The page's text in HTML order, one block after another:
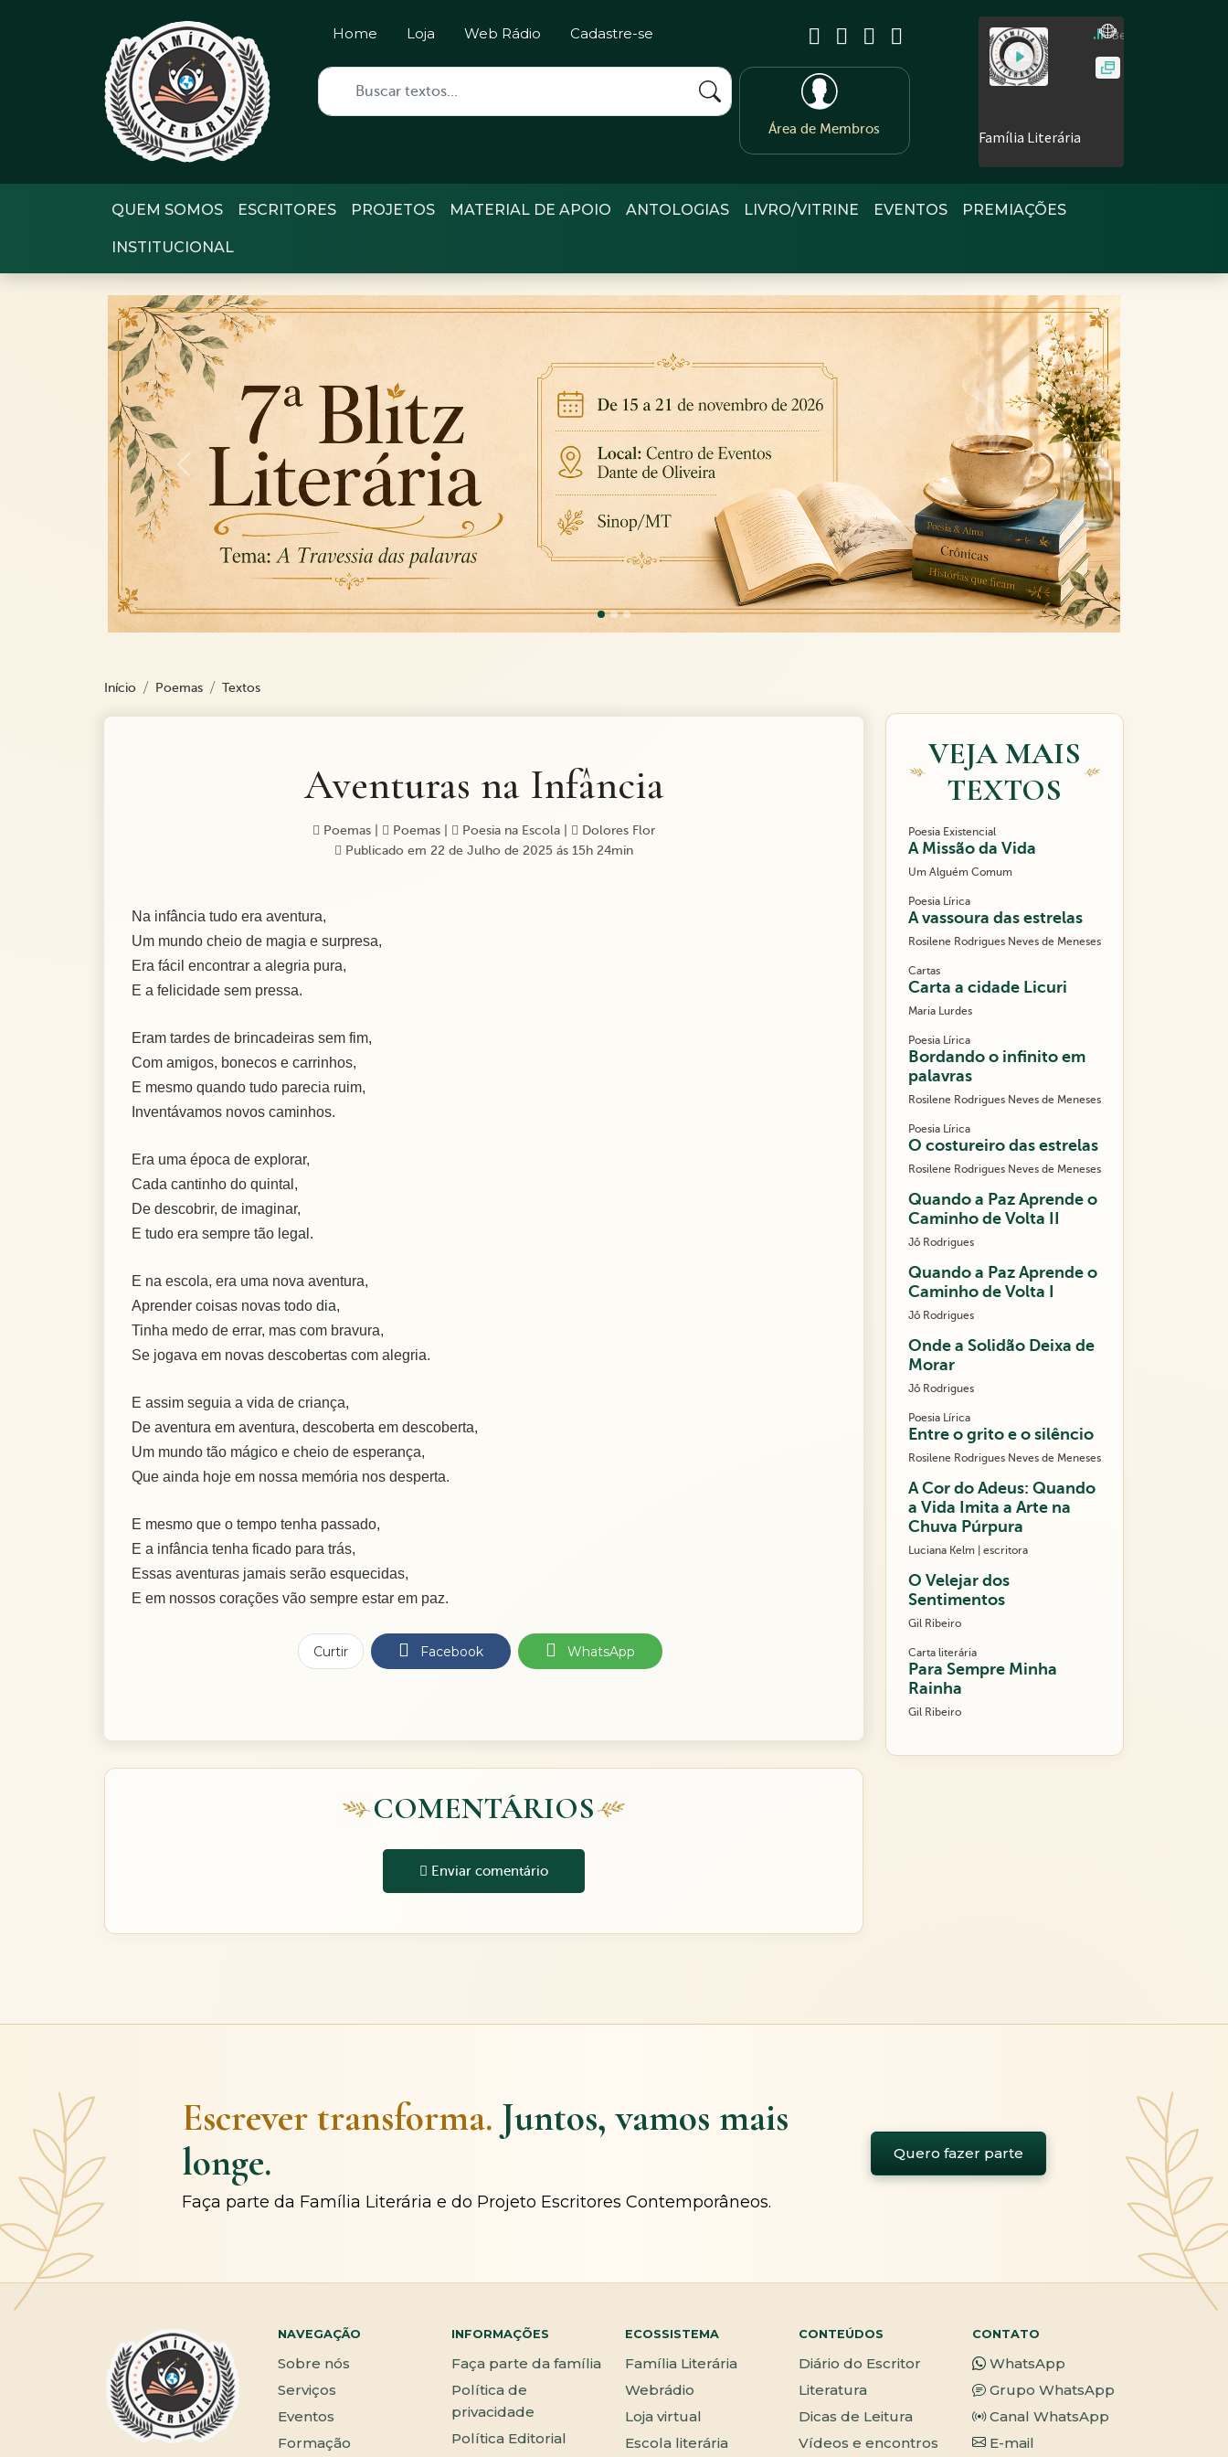
Home Loja Web Rádio Cadastre-se
Área de Membros
QUEM SOMOS ESCRITORES PROJETOS MATERIAL DE APOIO ANTOLOGIAS LIVRO/VITRINE EVENTOS PREMIAÇÕES
INSTITUCIONAL
Previous Next
Início Poemas Textos
Aventuras na Infância
Poemas Poemas Poesia na Escola
Dolores Flor
Publicado em 22 de Julho de 2025 ás 15h 24min
Na infância tudo era aventura,
Um mundo cheio de magia e surpresa,
Era fácil encontrar a alegria pura,
E a felicidade sem pressa.
Eram tardes de brincadeiras sem fim,
Com amigos, bonecos e carrinhos,
E mesmo quando tudo parecia ruim,
Inventávamos novos caminhos.
Era uma época de explorar,
Cada cantinho do quintal,
De descobrir, de imaginar,
E tudo era sempre tão legal.
E na escola, era uma nova aventura,
Aprender coisas novas todo dia,
Tinha medo de errar, mas com bravura,
Se jogava em novas descobertas com alegria.
E assim seguia a vida de criança,
De aventura em aventura, descoberta em descoberta,
Um mundo tão mágico e cheio de esperança,
Que ainda hoje em nossa memória nos desperta.
E mesmo que o tempo tenha passado,
E a infância tenha ficado para trás,
Essas aventuras jamais serão esquecidas,
E em nossos corações vão sempre estar em paz.
Curtir Facebook WhatsApp
COMENTÁRIOS
Enviar comentário
VEJA MAIS
TEXTOS
Poesia Existencial
A Missão da Vida
Um Alguém Comum
Poesia Lírica
A vassoura das estrelas
Rosilene Rodrigues Neves de Meneses
Cartas
Carta a cidade Licuri
Maria Lurdes
Poesia Lírica
Bordando o infinito em
palavras
Rosilene Rodrigues Neves de Meneses
Poesia Lírica
O costureiro das estrelas
Rosilene Rodrigues Neves de Meneses
Quando a Paz Aprende o
Caminho de Volta II
Jô Rodrigues
Quando a Paz Aprende o
Caminho de Volta I
Jô Rodrigues
Onde a Solidão Deixa de
Morar
Jô Rodrigues
Poesia Lírica
Entre o grito e o silêncio
Rosilene Rodrigues Neves de Meneses
A Cor do Adeus: Quando
a Vida Imita a Arte na
Chuva Púrpura
Luciana Kelm | escritora
O Velejar dos
Sentimentos
Gil Ribeiro
Carta literária
Para Sempre Minha
Rainha
Gil Ribeiro
Escrever transforma. Juntos, vamos mais
longe.
Faça parte da Família Literária e do Projeto Escritores Contemporâneos.
Quero fazer parte
NAVEGAÇÃO
Sobre nós
Serviços
Eventos
Formação
INFORMAÇÕES
Faça parte da família
Política de
privacidade
Política Editorial
ECOSSISTEMA
Família Literária
Webrádio
Loja virtual
Escola literária
CONTEÚDOS
Diário do Escritor
Literatura
Dicas de Leitura
Vídeos e encontros
CONTATO
WhatsApp
Grupo WhatsApp
Canal WhatsApp
E-mail